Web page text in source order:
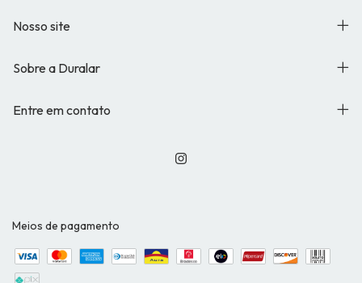
Nosso site
Sobre a Duralar
Entre em contato
Meios de pagamento